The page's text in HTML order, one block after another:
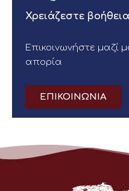
Χρειάζεστε
Επικοινωνήστε μαζί
απορία
ΕΠΙΚΟΙΝΩΝΙΑ